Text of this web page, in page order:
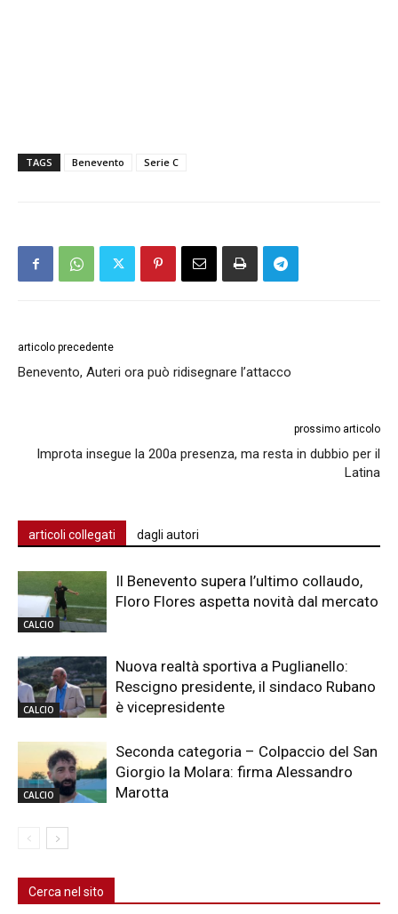
TAGS Benevento Serie C
articolo precedente
Benevento, Auteri ora può ridisegnare l’attacco
prossimo articolo
Improta insegue la 200a presenza, ma resta in dubbio per il
Latina
articoli collegati dagli autori
CALCIO
Il Benevento supera l’ultimo collaudo,
Floro Flores aspetta novità dal mercato
CALCIO
Nuova realtà sportiva a Puglianello:
Rescigno presidente, il sindaco Rubano
è vicepresidente
CALCIO
Seconda categoria – Colpaccio del San
Giorgio la Molara: firma Alessandro
Marotta
Cerca nel sito